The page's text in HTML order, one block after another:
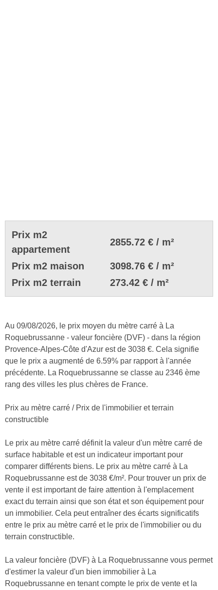
Prix m2
appartement
2855.72 € / m²
Prix m2 maison
3098.76 € / m²
Prix m2 terrain
273.42 € / m²
Au 09/08/2026, le prix moyen du mètre carré à La
Roquebrussanne - valeur foncière (DVF) - dans la région
Provence-Alpes-Côte d'Azur est de 3038 €. Cela signifie
que le prix a augmenté de 6.59% par rapport à l'année
précédente. La Roquebrussanne se classe au 2346 ème
rang des villes les plus chères de France.
Prix au mètre carré / Prix de l'immobilier et terrain
constructible
Le prix au mètre carré définit la valeur d'un mètre carré de
surface habitable et est un indicateur important pour
comparer différents biens. Le prix au mètre carré à La
Roquebrussanne est de 3038 €/m². Pour trouver un prix de
vente il est important de faire attention à l'emplacement
exact du terrain ainsi que son état et son équipement pour
un immobilier. Cela peut entraîner des écarts significatifs
entre le prix au mètre carré et le prix de l'immobilier ou du
terrain constructible.
La valeur foncière (DVF) à La Roquebrussanne vous permet
d'estimer la valeur d'un bien immobilier à La
Roquebrussanne en tenant compte le prix de vente et la